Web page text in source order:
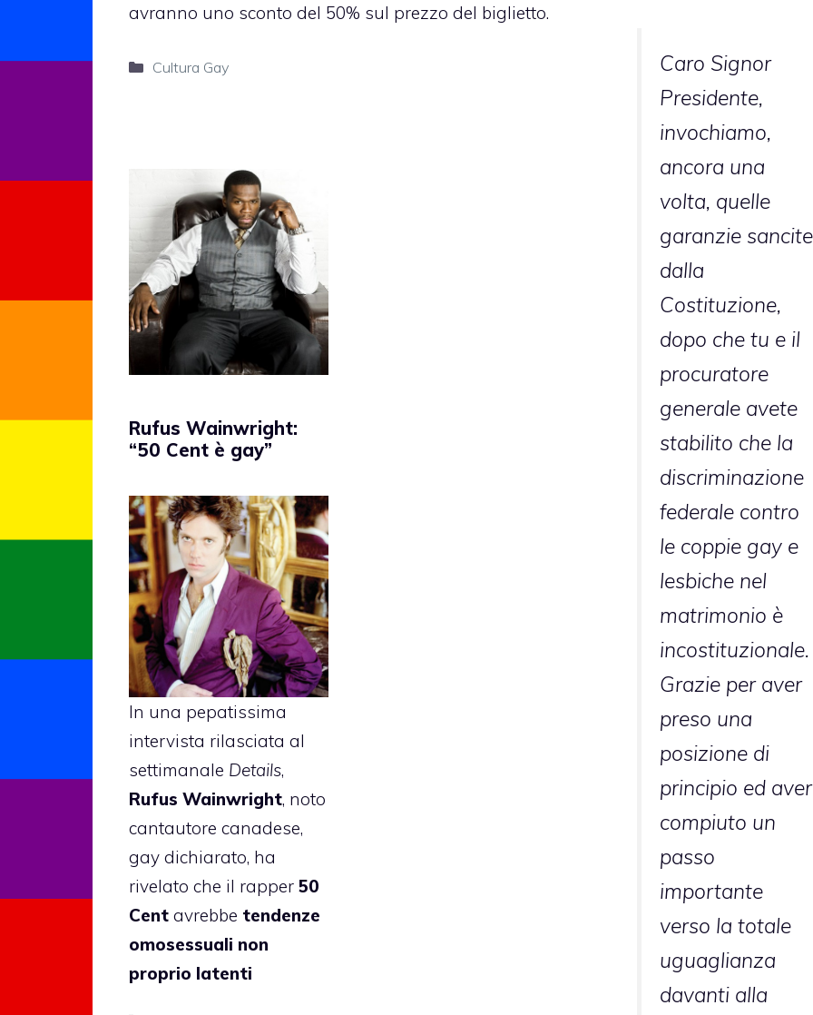
avranno uno sconto del 50% sul prezzo del biglietto.
Categorie
Cultura Gay
Caro Signor
Presidente,
invochiamo,
ancora una
volta, quelle
garanzie sancite
dalla
Costituzione,
dopo che tu e il
procuratore
generale avete
stabilito che la
discriminazione
federale contro
le coppie gay e
lesbiche nel
matrimonio è
incostituzionale.
Grazie per aver
preso una
posizione di
principio ed aver
compiuto un
passo
importante
verso la totale
uguaglianza
davanti alla
Rufus Wainwright:
“50 Cent è gay”
In una pepatissima
intervista rilasciata al
settimanale Details,
Rufus Wainwright, noto
cantautore canadese,
gay dichiarato, ha
rivelato che il rapper 50
Cent avrebbe tendenze
omosessuali non
proprio latenti